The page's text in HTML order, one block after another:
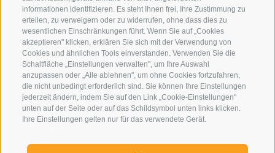
informationen identifizieren. Es steht Ihnen frei, Ihre Zustimmung zu
erteilen, zu verweigern oder zu widerrufen, ohne dass dies zu
wesentlichen Einschränkungen führt. Wenn Sie auf „Cookies
akzeptieren" klicken, erklären Sie sich mit der Verwendung von
Cookies und ähnlichen Tools einverstanden. Verwenden Sie die
Schaltfläche „Einstellungen verwalten", um Ihre Auswahl
anzupassen oder „Alle ablehnen", um ohne Cookies fortzufahren,
die nicht unbedingt erforderlich sind. Sie können Ihre Einstellungen
jederzeit ändern, indem Sie auf den Link „Cookie-Einstellungen"
unten auf der Seite oder auf das Schildsymbol unten links klicken.
Ihre Einstellungen gelten nur für das verwendete Gerät.
Ud
01079250252
Tel.:+39 3929733013
info@eirldolomites.com
Impressum
Cookie-Richtlinie
Privacy
Cookie Präferenzen